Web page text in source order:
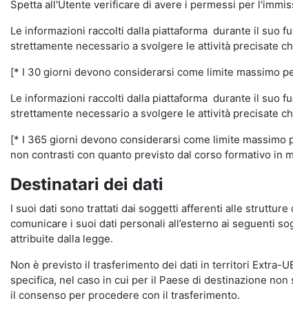
Spetta all'Utente verificare di avere i permessi per
Le informazioni raccolti dalla piattaforma durante il suo
strettamente necessario a svolgere le attività precisate
[* I 30 giorni devono considerarsi come limite massimo
Le informazioni raccolti dalla piattaforma durante il suo
strettamente necessario a svolgere le attività precisate
[* I 365 giorni devono considerarsi come limite massimo
non contrasti con quanto previsto dal corso formativo
Destinatari dei dati
I suoi dati sono trattati dai soggetti afferenti alle
comunicare i suoi dati personali all’esterno ai seguenti
attribuite dalla legge.
Non è previsto il trasferimento dei dati in territori Extra-
specifica, nel caso in cui per il Paese di destinazione
il consenso per procedere con il trasferimento.